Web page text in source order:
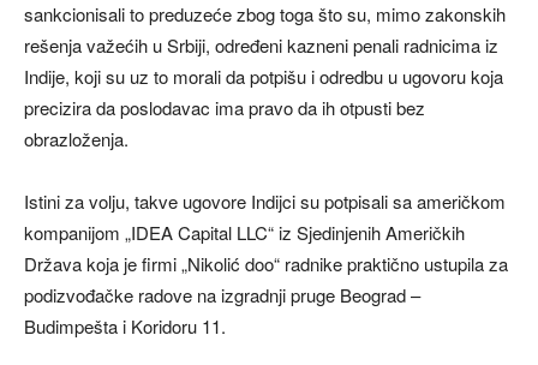
sankcionisali to preduzeće zbog toga što su, mimo zakonskih
rešenja važećih u Srbiji, određeni kazneni penali radnicima iz
Indije, koji su uz to morali da potpišu i odredbu u ugovoru koja
precizira da poslodavac ima pravo da ih otpusti bez
obrazloženja.
Istini za volju, takve ugovore Indijci su potpisali sa američkom
kompanijom „IDEA Capital LLC“ iz Sjedinjenih Američkih
Država koja je firmi „Nikolić doo“ radnike praktično ustupila za
podizvođačke radove na izgradnji pruge Beograd –
Budimpešta i Koridoru 11.